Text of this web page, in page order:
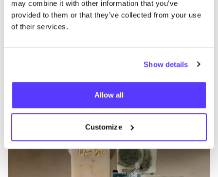
may combine it with other information that you’ve
provided to them or that they’ve collected from your use
of their services.
Show details
Allow all
Customize
Nature Bar
Cosméticos Estilo de vida y regalos +3
like